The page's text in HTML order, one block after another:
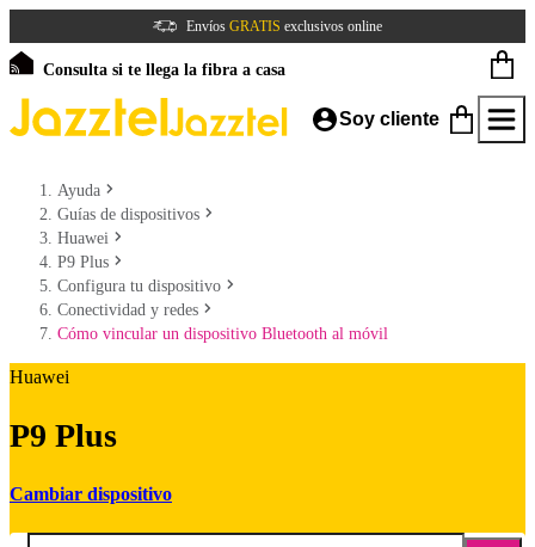
Envíos GRATIS exclusivos online
Consulta si te llega la fibra a casa
Soy cliente
Ayuda
Guías de dispositivos
Huawei
P9 Plus
Configura tu dispositivo
Conectividad y redes
Cómo vincular un dispositivo Bluetooth al móvil
Huawei
P9 Plus
Cambiar dispositivo